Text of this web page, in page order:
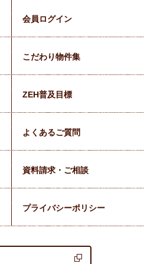
会員ログイン
こだわり物件集
ZEH普及目標
よくあるご質問
資料請求・ご相談
プライバシーポリシー